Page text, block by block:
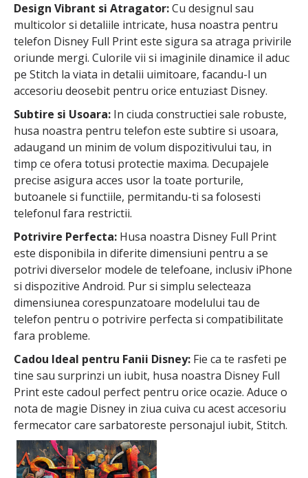
Design Vibrant si Atragator:Cu designul sau
multicolor si detaliile intricate, husa noastra pentru
telefon Disney Full Print este sigura sa atraga privirile
oriunde mergi. Culorile vii si imaginile dinamice il aduc
pe Stitch la viata in detalii uimitoare, facandu-l un
accesoriu deosebit pentru orice entuziast Disney.
Subtire si Usoara: In ciuda constructiei sale robuste,
husa noastra pentru telefon este subtire si usoara,
adaugand un minim de volum dispozitivului tau, in
timp ce ofera totusi protectie maxima. Decupajele
precise asigura acces usor la toate porturile,
butoanele si functiile, permitandu-ti sa folosesti
telefonul fara restrictii.
Potrivire Perfecta: Husa noastra Disney Full Print
este disponibila in diferite dimensiuni pentru a se
potrivi diverselor modele de telefoane, inclusiv iPhone
si dispozitive Android. Pur si simplu selecteaza
dimensiunea corespunzatoare modelului tau de
telefon pentru o potrivire perfecta si compatibilitate
fara probleme.
Cadou Ideal pentru Fanii Disney: Fie ca te rasfeti pe
tine sau surprinzi un iubit, husa noastra Disney Full
Print este cadoul perfect pentru orice ocazie. Aduce o
nota de magie Disney in ziua cuiva cu acest accesoriu
fermecator care sarbatoreste personajul iubit, Stitch.